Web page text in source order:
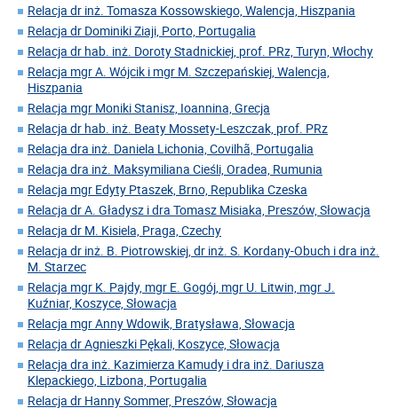
Relacja dr inż. Tomasza Kossowskiego, Walencja, Hiszpania
Relacja dr Dominiki Ziaji, Porto, Portugalia
Relacja dr hab. inż. Doroty Stadnickiej, prof. PRz, Turyn, Włochy
Relacja mgr A. Wójcik i mgr M. Szczepańskiej, Walencja,
Hiszpania
Relacja mgr Moniki Stanisz, Ioannina, Grecja
Relacja dr hab. inż. Beaty Mossety-Leszczak, prof. PRz
Relacja dra inż. Daniela Lichonia, Covilhã, Portugalia
Relacja dra inż. Maksymiliana Cieśli, Oradea, Rumunia
Relacja mgr Edyty Ptaszek, Brno, Republika Czeska
Relacja dr A. Gładysz i dra Tomasz Misiaka, Preszów, Słowacja
Relacja dr M. Kisiela, Praga, Czechy
Relacja dr inż. B. Piotrowskiej, dr inż. S. Kordany-Obuch i dra inż.
M. Starzec
Relacja mgr K. Pajdy, mgr E. Gogój, mgr U. Litwin, mgr J.
Kuźniar, Koszyce, Słowacja
Relacja mgr Anny Wdowik, Bratysława, Słowacja
Relacja dr Agnieszki Pękali, Koszyce, Słowacja
Relacja dra inż. Kazimierza Kamudy i dra inż. Dariusza
Klepackiego, Lizbona, Portugalia
Relacja dr Hanny Sommer, Preszów, Słowacja